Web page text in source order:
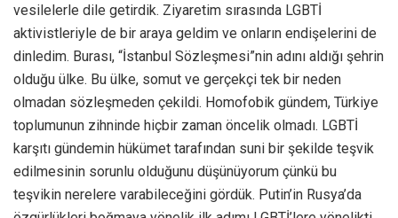
vesilelerle dile getirdik. Ziyaretim sırasında LGBTİ
aktivistleriyle de bir araya geldim ve onların endişelerini de
dinledim. Burası, “İstanbul Sözleşmesi”nin adını aldığı şehrin
olduğu ülke. Bu ülke, somut ve gerçekçi tek bir neden
olmadan sözleşmeden çekildi. Homofobik gündem, Türkiye
toplumunun zihninde hiçbir zaman öncelik olmadı. LGBTİ
karşıtı gündemin hükümet tarafından suni bir şekilde teşvik
edilmesinin sorunlu olduğunu düşünüyorum çünkü bu
teşvikin nerelere varabileceğini gördük. Putin’in Rusya’da